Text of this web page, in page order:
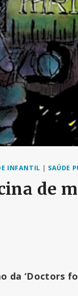
INFANTIL | SAÚDE
de
da ‘Doctors